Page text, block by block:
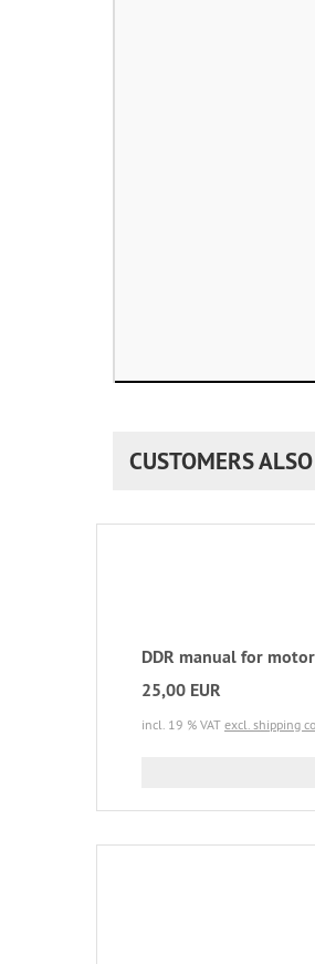
CUSTOMERS
DDR manual for
25,00 EUR
incl. 19 % VAT excl. shipping